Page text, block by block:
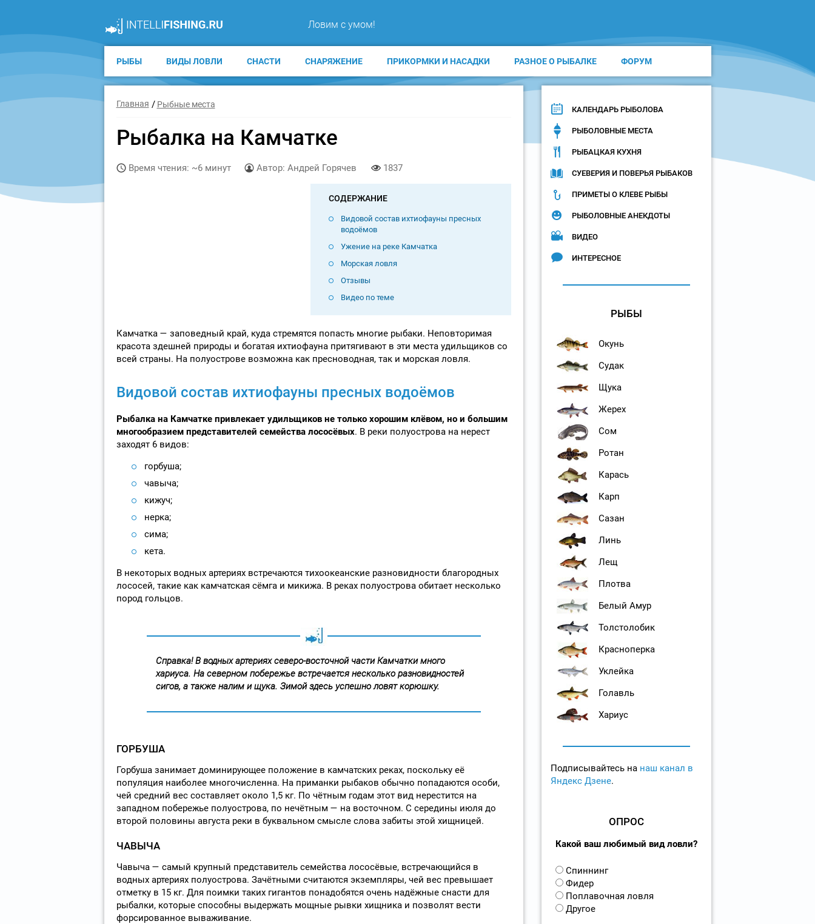
Ловим с умом!
РЫБЫ ВИДЫ ЛОВЛИ СНАСТИ СНАРЯЖЕНИЕ ПРИКОРМКИ И НАСАДКИ РАЗНОЕ О РЫБАЛКЕ ФОРУМ
Главная Рыбные места
Рыбалка на Камчатке
Время чтения: ~6 минут Автор: Андрей Горячев 1837
СОДЕРЖАНИЕ
Видовой состав ихтиофауны пресных
водоёмов
Ужение на реке Камчатка
Морская ловля
Отзывы
Видео по теме
Камчатка — заповедный край, куда стремятся попасть многие рыбаки. Неповторимая
красота здешней природы и богатая ихтиофауна притягивают в эти места удильщиков со
всей страны. На полуострове возможна как пресноводная, так и морская ловля.
Видовой состав ихтиофауны пресных водоёмов
Рыбалка на Камчатке привлекает удильщиков не только хорошим клёвом, но и большим
многообразием представителей семейства лососёвых. В реки полуострова на нерест
заходят 6 видов:
горбуша;
чавыча;
кижуч;
нерка;
сима;
кета.
В некоторых водных артериях встречаются тихоокеанские разновидности благородных
лососей, такие как камчатская сёмга и микижа. В реках полуострова обитает несколько
пород гольцов.
Справка! В водных артериях северо-восточной части Камчатки много
хариуса. На северном побережье встречается несколько разновидностей
сигов, а также налим и щука. Зимой здесь успешно ловят корюшку.
ГОРБУША
Горбуша занимает доминирующее положение в камчатских реках, поскольку её
популяция наиболее многочисленна. На приманки рыбаков обычно попадаются особи,
чей средний вес составляет около 1,5 кг. По чётным годам этот вид нерестится на
западном побережье полуострова, по нечётным — на восточном. С середины июля до
второй половины августа реки в буквальном смысле слова забиты этой хищницей.
ЧАВЫЧА
Чавыча — самый крупный представитель семейства лососёвые, встречающийся в
водных артериях полуострова. Зачётными считаются экземпляры, чей вес превышает
отметку в 15 кг. Для поимки таких гигантов понадобятся очень надёжные снасти для
рыбалки, которые способны выдержать мощные рывки хищника и позволят вести
форсированное вываживание.
КАЛЕНДАРЬ РЫБОЛОВА
РЫБОЛОВНЫЕ МЕСТА
РЫБАЦКАЯ КУХНЯ
СУЕВЕРИЯ И ПОВЕРЬЯ РЫБАКОВ
ПРИМЕТЫ О КЛЕВЕ РЫБЫ
РЫБОЛОВНЫЕ АНЕКДОТЫ
ВИДЕО
ИНТЕРЕСНОЕ
РЫБЫ
Окунь
Судак
Щука
Жерех
Сом
Ротан
Карась
Карп
Сазан
Линь
Лещ
Плотва
Белый Амур
Толстолобик
Красноперка
Уклейка
Голавль
Хариус
Подписывайтесь на наш канал в
Яндекс Дзене.
ОПРОС
Какой ваш любимый вид ловли?
В
а
р
и
Спиннинг
Фидер
Поплавочная ловля
Другое